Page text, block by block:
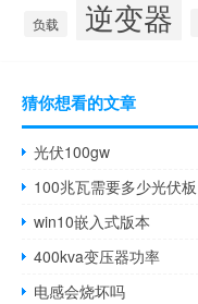
负载 逆变器
猜你想看的文章
光伏100gw
100兆瓦需要多少光伏板
win10嵌入式版本
400kva变压器功率
电感会烧坏吗